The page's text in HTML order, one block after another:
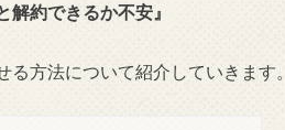
約できるか不安』
方法について紹介していきます。